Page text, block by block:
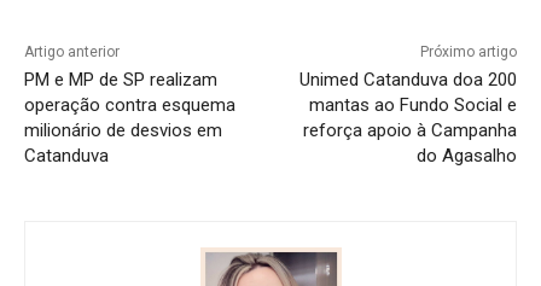
Artigo anterior
PM e MP de SP realizam
operação contra esquema
milionário de desvios em
Catanduva
Próximo artigo
Unimed Catanduva doa 200
mantas ao Fundo Social e
reforça apoio à Campanha
do Agasalho